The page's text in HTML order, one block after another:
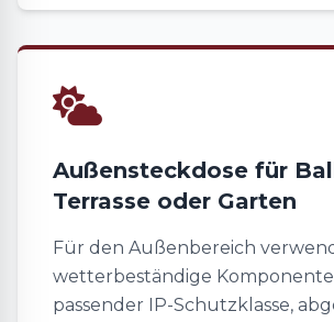
Außensteckdose für
Terrasse oder Garten
Für den Außenbereich
wetterbeständige
passender IP-Schutzklasse,